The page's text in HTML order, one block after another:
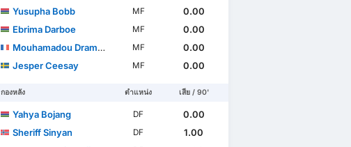
Yusupha Bobb
MF
0.00
Ebrima Darboe
MF
0.00
Mouhamadou Drammeh
MF
0.00
Jesper Ceesay
MF 0.00
กองหลัง ตำแหน่ง เสีย / 90'
Yahya Bojang DF
0.00
Sheriff Sinyan
DF
1.00